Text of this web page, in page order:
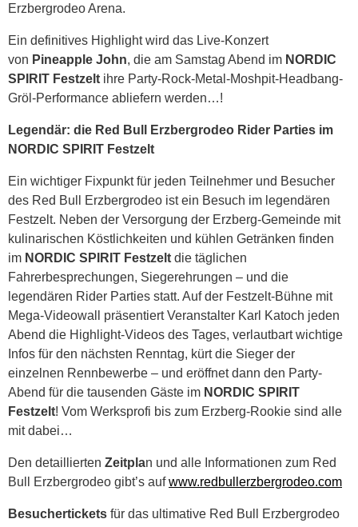
Erzbergrodeo Arena.
Ein definitives Highlight wird das Live-Konzert
von Pineapple John, die am Samstag Abend im NORDIC
SPIRIT Festzelt ihre Party-Rock-Metal-Moshpit-Headbang-
Gröl-Performance abliefern werden…!
Legendär: die Red Bull Erzbergrodeo Rider Parties im
NORDIC SPIRIT Festzelt
Ein wichtiger Fixpunkt für jeden Teilnehmer und Besucher
des Red Bull Erzbergrodeo ist ein Besuch im legendären
Festzelt. Neben der Versorgung der Erzberg-Gemeinde mit
kulinarischen Köstlichkeiten und kühlen Getränken finden
im NORDIC SPIRIT Festzelt die täglichen
Fahrerbesprechungen, Siegerehrungen – und die
legendären Rider Parties statt. Auf der Festzelt-Bühne mit
Mega-Videowall präsentiert Veranstalter Karl Katoch jeden
Abend die Highlight-Videos des Tages, verlautbart wichtige
Infos für den nächsten Renntag, kürt die Sieger der
einzelnen Rennbewerbe – und eröffnet dann den Party-
Abend für die tausenden Gäste im NORDIC SPIRIT
Festzelt! Vom Werksprofi bis zum Erzberg-Rookie sind alle
mit dabei…
Den detaillierten Zeitplan und alle Informationen zum Red
Bull Erzbergrodeo gibt’s aufwww.redbullerzbergrodeo.com
Besuchertickets für das ultimative Red Bull Erzbergrodeo